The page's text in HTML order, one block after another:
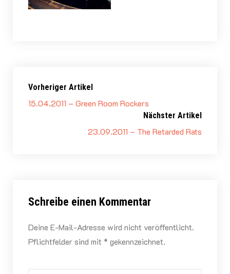
Vorheriger Artikel
15.04.2011 – Green Room Rockers
Nächster Artikel
23.09.2011 – The Retarded Rats
Schreibe einen Kommentar
Deine E-Mail-Adresse wird nicht veröffentlicht.
Pflichtfelder sind mit * gekennzeichnet.